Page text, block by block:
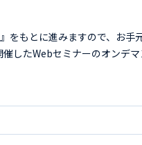
をもとに進みますので、お手
したWebセミナーのオンデ